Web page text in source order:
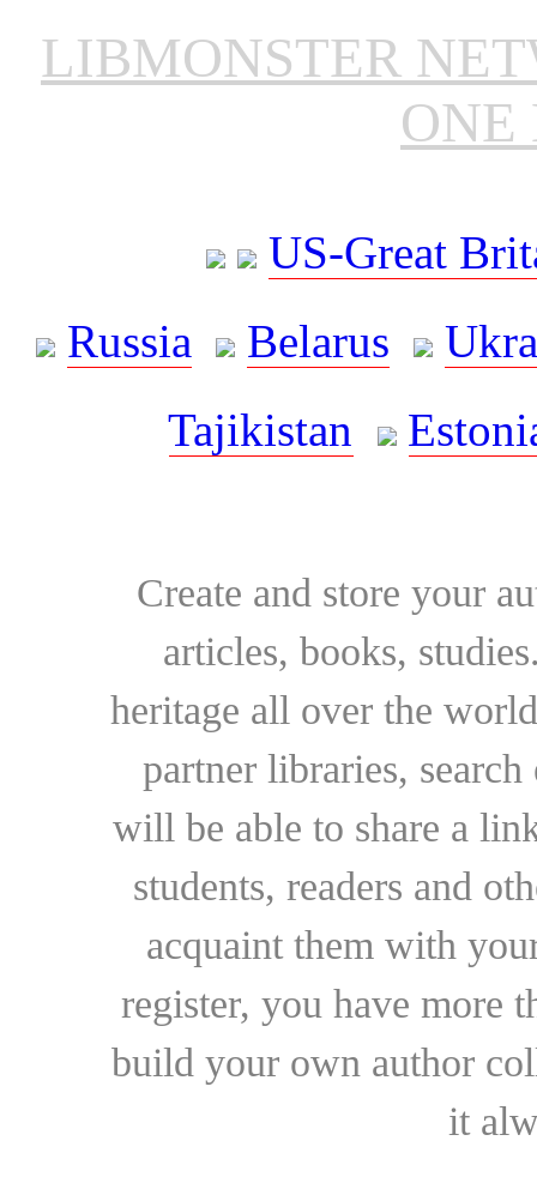
LIBMONSTER
ONE
US-Great
Russia
Belarus
Tajikistan
Create and store your
articles, books,
heritage all over the
partner libraries,
will be able to share a
students, readers and
acquaint them with
register, you have more
build your own author
it